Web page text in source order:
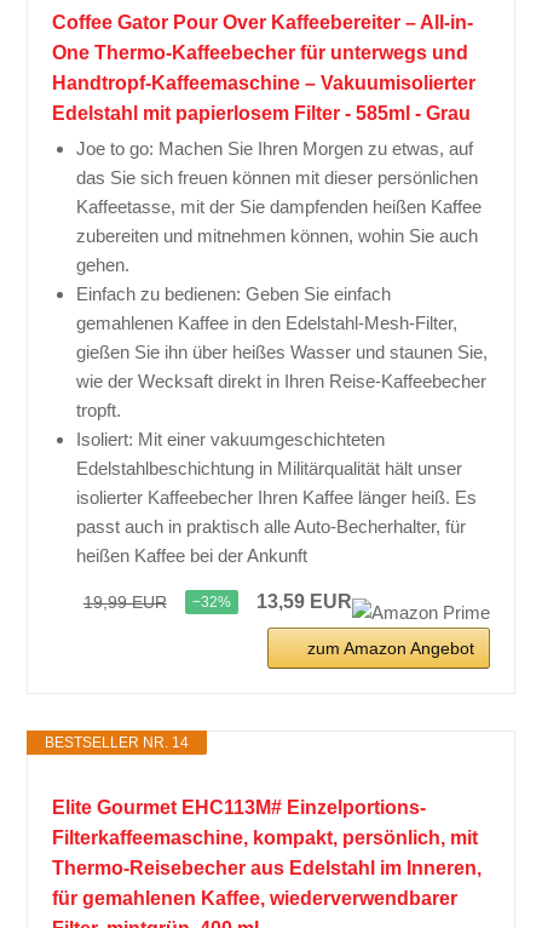
Coffee Gator Pour Over Kaffeebereiter – All-in-
One Thermo-Kaffeebecher für unterwegs und
Handtropf-Kaffeemaschine – Vakuumisolierter
Edelstahl mit papierlosem Filter - 585ml - Grau
Joe to go: Machen Sie Ihren Morgen zu etwas, auf
das Sie sich freuen können mit dieser persönlichen
Kaffeetasse, mit der Sie dampfenden heißen Kaffee
zubereiten und mitnehmen können, wohin Sie auch
gehen.
Einfach zu bedienen: Geben Sie einfach
gemahlenen Kaffee in den Edelstahl-Mesh-Filter,
gießen Sie ihn über heißes Wasser und staunen Sie,
wie der Wecksaft direkt in Ihren Reise-Kaffeebecher
tropft.
Isoliert: Mit einer vakuumgeschichteten
Edelstahlbeschichtung in Militärqualität hält unser
isolierter Kaffeebecher Ihren Kaffee länger heiß. Es
passt auch in praktisch alle Auto-Becherhalter, für
heißen Kaffee bei der Ankunft
19,99 EUR −32% 13,59 EUR
zum Amazon Angebot
BESTSELLER NR. 14
Elite Gourmet EHC113M# Einzelportions-
Filterkaffeemaschine, kompakt, persönlich, mit
Thermo-Reisebecher aus Edelstahl im Inneren,
für gemahlenen Kaffee, wiederverwendbarer